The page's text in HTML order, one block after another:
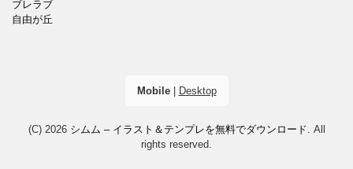
ブレラブ
自由が丘
Mobile| Desktop
(C) 2026 シムム – イラスト＆テンプレを無料でダウンロード. All
rights reserved.